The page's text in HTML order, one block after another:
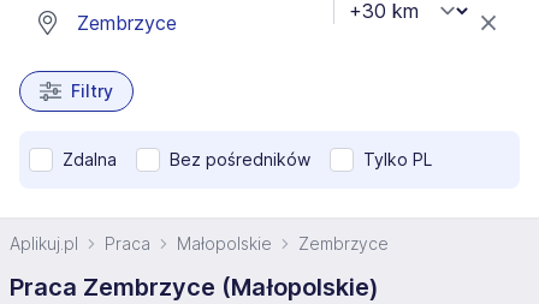
Filtry
Zdalna Bez pośredników Tylko PL
Aplikuj.pl Praca Małopolskie Zembrzyce
Praca Zembrzyce (Małopolskie)